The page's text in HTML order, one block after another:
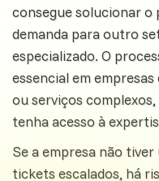
consegue solucionar o
demanda para outro
especializado. O
essencial em
ou serviços
tenha acesso à
Se a empresa não
tickets escalados, há